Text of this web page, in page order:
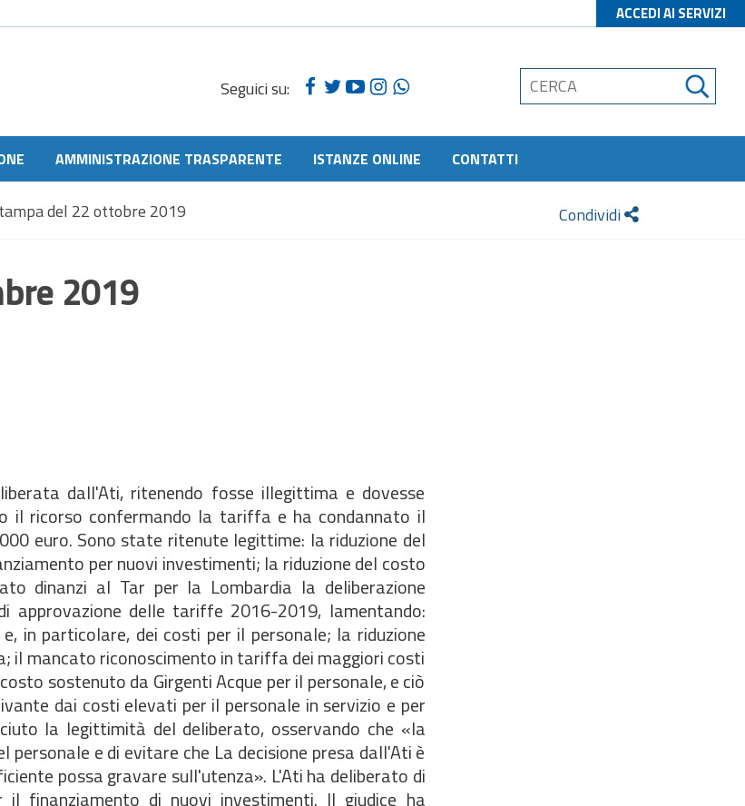
ACCEDI AI SERVIZI
Seguici su:
AMMINISTRAZIONE TRASPARENTE ISTANZE ONLINE CONTATTI
del 22 ottobre 2019 Condividi
2019
dall'Ati, ritenendo fosse illegittima e dovesse
il ricorso confermando la tariffa e ha condannato il
euro. Sono state ritenute legittime: la riduzione del
per nuovi investimenti; la riduzione del costo
dinanzi al Tar per la Lombardia la deliberazione
approvazione delle tariffe 2016-2019, lamentando:
in particolare, dei costi per il personale; la riduzione
il mancato riconoscimento in tariffa dei maggiori costi
sostenuto da Girgenti Acque per il personale, e ciò
dai costi elevati per il personale in servizio e per
la legittimità del deliberato, osservando che «la
e di evitare che La decisione presa dall'Ati è
possa gravare sull'utenza». L'Ati ha deliberato di
finanziamento di nuovi investimenti. Il giudice ha